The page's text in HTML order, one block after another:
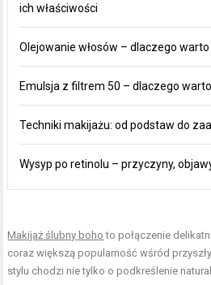
ich właściwości
Olejowanie włosów – dlaczego
Emulsja z filtrem 50 – dlaczego
Techniki makijażu: od podstaw do
Wysyp po retinolu – przyczyny,
Makijaż ślubny boho to połączenie
coraz większą popularność wśród
stylu chodzi nie tylko o podkreślenie